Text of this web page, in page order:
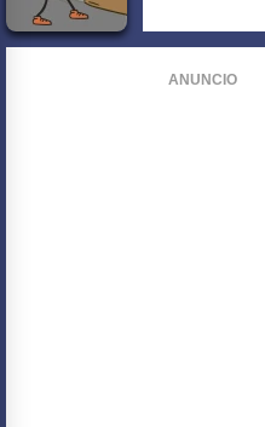
ANUNCIO